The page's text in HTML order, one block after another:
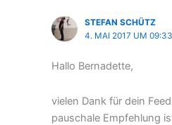
STEFAN SCHÜTZ
4. MAI 2017 UM
Hallo Bernadette,
vielen Dank für dein
pauschale Empfehlung